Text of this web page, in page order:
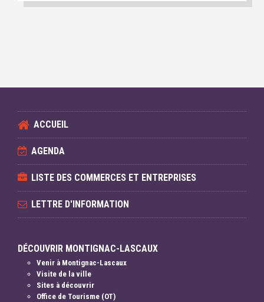
ACCUEIL
AGENDA
LISTE DES COMMERCES ET ENTREPRISES
LETTRE D'INFORMATION
DÉCOUVRIR MONTIGNAC-LASCAUX
Venir à Montignac-Lascaux
Visite de la ville
Sites à découvrir
Office de Tourisme (OT)